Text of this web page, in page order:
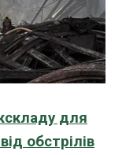
для
обстрілів